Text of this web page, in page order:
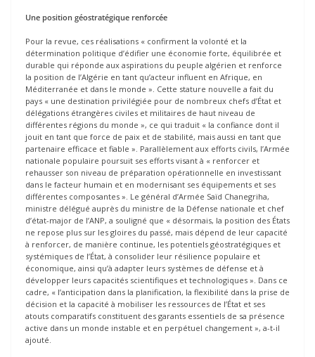
Une position géostratégique renforcée
Pour la revue, ces réalisations « confirment la volonté et la
détermination politique d’édifier une économie forte, équilibrée et
durable qui réponde aux aspirations du peuple algérien et renforce
la position de l’Algérie en tant qu’acteur influent en Afrique, en
Méditerranée et dans le monde ». Cette stature nouvelle a fait du
pays « une destination privilégiée pour de nombreux chefs d’État et
délégations étrangères civiles et militaires de haut niveau de
différentes régions du monde », ce qui traduit « la confiance dont il
jouit en tant que force de paix et de stabilité, mais aussi en tant que
partenaire efficace et fiable ». Parallèlement aux efforts civils, l’Armée
nationale populaire poursuit ses efforts visant à « renforcer et
rehausser son niveau de préparation opérationnelle en investissant
dans le facteur humain et en modernisant ses équipements et ses
différentes composantes ». Le général d’Armée Saïd Chanegriha,
ministre délégué auprès du ministre de la Défense nationale et chef
d’état-major de l’ANP, a souligné que « désormais, la position des États
ne repose plus sur les gloires du passé, mais dépend de leur capacité
à renforcer, de manière continue, les potentiels géostratégiques et
systémiques de l’État, à consolider leur résilience populaire et
économique, ainsi qu’à adapter leurs systèmes de défense et à
développer leurs capacités scientifiques et technologiques ». Dans ce
cadre, « l’anticipation dans la planification, la flexibilité dans la prise de
décision et la capacité à mobiliser les ressources de l’État et ses
atouts comparatifs constituent des garants essentiels de sa présence
active dans un monde instable et en perpétuel changement », a-t-il
ajouté.